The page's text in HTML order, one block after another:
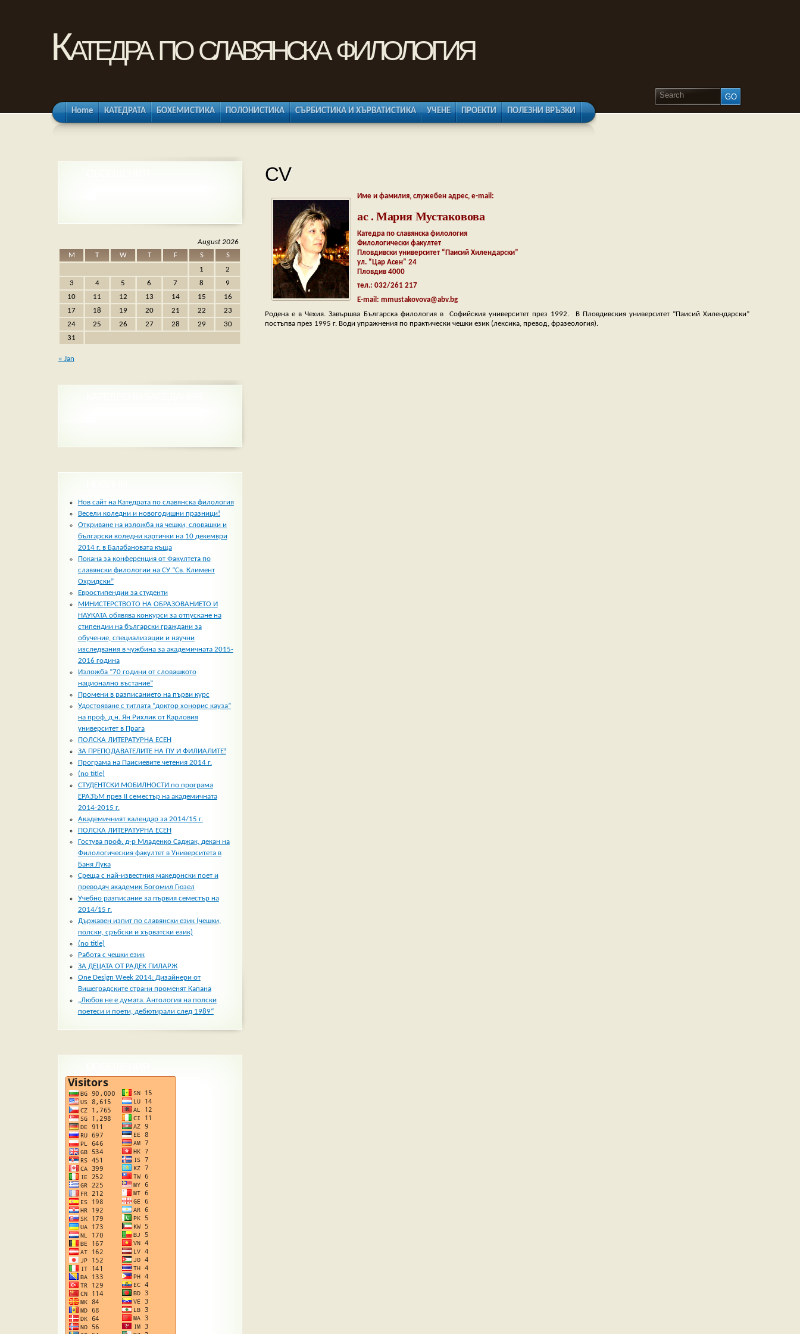
Катедра по славянска филология
Home КАТЕДРАТА БОХЕМИСТИКА ПОЛОНИСТИКА СЪРБИСТИКА И ХЪРВАТИСТИКА УЧЕНЕ ПРОЕКТИ ПОЛЕЗНИ ВРЪЗКИ
CV
Име и фамилия, служебен адрес, e-mail:
ас . Мария Мустаковова
Катедра по славянска филология
Филологически факултет
Пловдивски университет “Паисий Хилендарски”
ул. “Цар Асен” 24
Пловдив 4000
тел.: 032/261 217
E-mail: mmustakovova@abv.bg
Родена е в Чехия. Завършва Българска филология в Софийския университет през 1992. В Пловдивския университет “Паисий Хилендарски”
постъпва през 1995 г. Води упражнения по практически чешки език (лексика, превод, фразеология).
August 2026
M
T W T F S
S
1
2
3
4 5 6 7 8
9
10
11 12 13 14 15
16
17
18 19 20 21 22
23
24
25 26 27 28 29
30
31
« Jan
Нов сайт на Катедрата по славянска филология
Весели коледни и новогодишни празници!
Откриване на изложба на чешки, словашки и
български коледни картички на 10 декември
2014 г. в Балабановата къща
Покана за конференция от Факултета по
славянски филологии на СУ “Св. Климент
Охридски”
Евростипендии за студенти
МИНИСТЕРСТВОТО НА ОБРАЗОВАНИЕТО И
НАУКАТА обявява конкурси за отпускане на
стипендии на български граждани за
обучение, специализации и научни
изследвания в чужбина за академичната 2015-
2016 година
Изложба “70 години от словашкото
национално въстание”
Промени в разписанието на първи курс
Удостояване с титлата “доктор хонорис кауза”
на проф. д.н. Ян Рихлик от Карловия
университет в Прага
ПОЛСКА ЛИТЕРАТУРНА ЕСЕН
ЗА ПРЕПОДАВАТЕЛИТЕ НА ПУ И ФИЛИАЛИТЕ!
Програма на Паисиевите четения 2014 г.
(no title)
СТУДЕНТСКИ МОБИЛНОСТИ по програма
ЕРАЗЪМ през II семестър на академичната
2014-2015 г.
Академичният календар за 2014/15 г.
ПОЛСКА ЛИТЕРАТУРНА ЕСЕН
Гостува проф. д-р Младенко Саджак, декан на
Филологическия факултет в Университета в
Баня Лука
Среща с най-известния македонски поет и
преводач академик Богомил Гюзел
Учебно разписание за първия семестър на
2014/15 г.
Държавен изпит по славянски език (чешки,
полски, сръбски и хърватски език)
(no title)
Работа с чешки език
ЗА ДЕЦАТА ОТ РАДЕК ПИЛАРЖ
One Design Week 2014: Дизайнери от
Вишеградските страни променят Капана
„Любов не е думата. Антология на полски
поетеси и поети, дебютирали след 1989“